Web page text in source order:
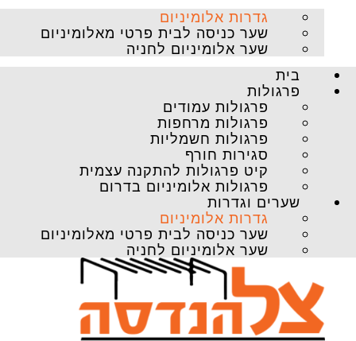
גדרות אלומיניום
שער כניסה לבית פרטי מאלומיניום
שער אלומיניום לחניה
בית
פרגולות
פרגולות עמודים
פרגולות מרחפות
פרגולות חשמליות
סגירות חורף
קיט פרגולות להתקנה עצמית
פרגולות אלומיניום בדרום
שערים וגדרות
גדרות אלומיניום
שער כניסה לבית פרטי מאלומיניום
שער אלומיניום לחניה